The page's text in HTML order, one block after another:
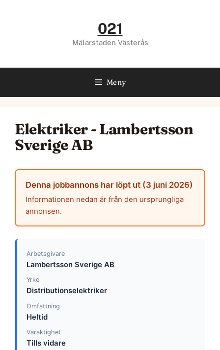
021
Mälarstaden Västerås
Meny
Elektriker - Lambertsson
Sverige AB
Denna jobbannons har löpt ut (3 juni 2026)
Informationen nedan är från den ursprungliga
annonsen.
Arbetsgivare
Lambertsson Sverige AB
Yrke
Distributionselektriker
Omfattning
Heltid
Varaktighet
Tills vidare